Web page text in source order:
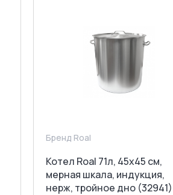
Бренд Roal
Котел Roal 71л, 45x45 см,
мерная шкала, индукция,
нерж, тройное дно (32941)